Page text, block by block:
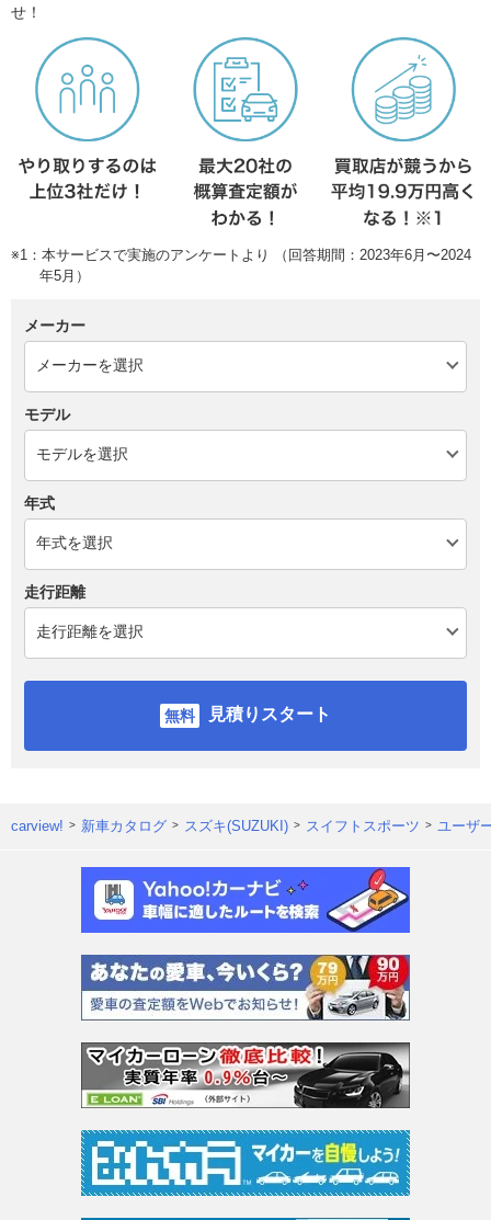
せ！
※1：本サービスで実施のアンケートより （回答期間：2023年6月〜2024
年5月）
メーカー
モデル
年式
走行距離
見積りスタート
carview! 新車カタログ スズキ(SUZUKI) スイフトスポーツ ユーザ